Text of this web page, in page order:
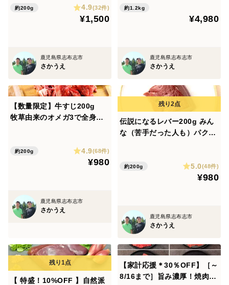
約200g 4.9(32件)
¥1,500
鹿児島県志布志市
さかうえ
すめ》
約1.2kg
¥4,980
鹿児島県志布志市
さかうえ
【数量限定】牛すじ200g
牧草由来のオメガ3で全身の
約200g 4.9(68件)
¥980
鹿児島県志布志市
さかうえ
伝説になるレバー200g みん
な（苦手だった人も）パクパ
約200g 5.0(48件)
¥980
鹿児島県志布志市
さかうえ
【 特盛！10%OFF 】自然派
【家計応援＊30％OFF】［～
8/16まで］旨み濃厚！焼肉食